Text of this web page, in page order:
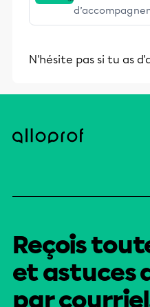
stimulants,
éducative.
N'hésite pas si tu as
Reçois
et astuces
par